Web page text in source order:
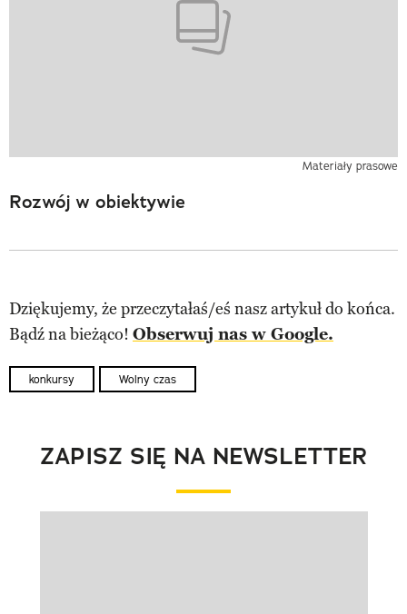
Materiały prasowe
Rozwój w obiektywie
Dziękujemy, że przeczytałaś/eś nasz artykuł do końca.
Bądź na bieżąco! Obserwuj nas w Google.
konkursy Wolny czas
ZAPISZ SIĘ NA NEWSLETTER